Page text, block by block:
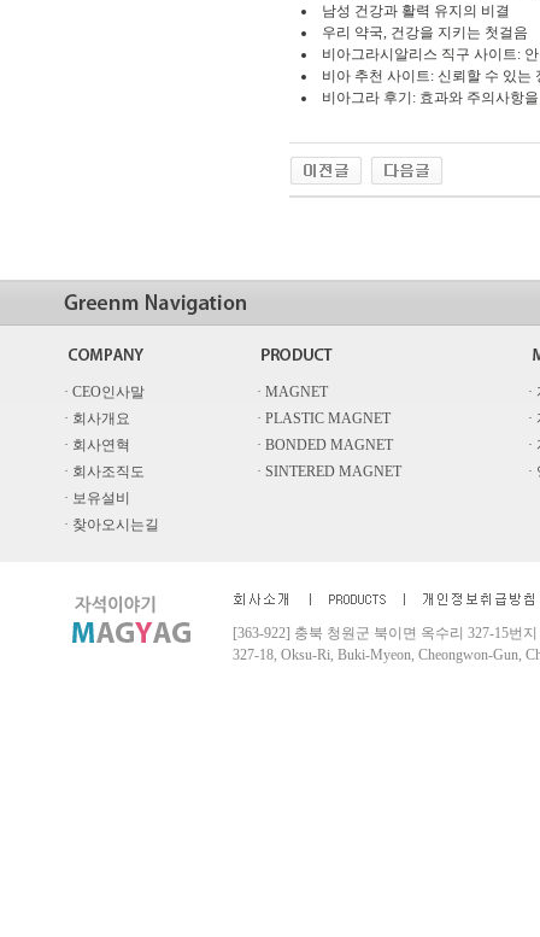
남성 건강과 활력 유지의 비결
우리 약국, 건강을 지키는 첫걸음
비아그라시알리스 직구 사이트:
비아 추천 사이트: 신뢰할 수 있는
비아그라 후기: 효과와 주의사항
· CEO인사말 · MAGNET
·
· 회사개요
· PLASTIC MAGNET
·
· 회사연혁
· BONDED MAGNET
·
· 회사조직도
· SINTERED MAGNET
·
· 보유설비
· 찾아오시는길
[363-922] 충북 청원군 북이면 옥수리 327-15번지
327-18, Oksu-Ri, Buki-Myeon, Cheongwon-Gun,